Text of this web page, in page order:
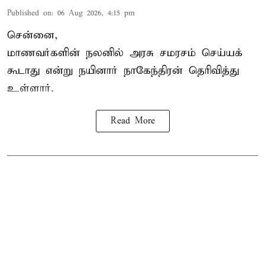
Published on: 06 Aug 2026, 4:15 pm
சென்னை,
மாணவர்களின் நலனில் அரசு சமரசம் செய்யக்
கூடாது என்று நயினார் நாகேந்திரன் தெரிவித்து
உள்ளார்.
Read More